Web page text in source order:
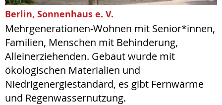
Berlin, Sonnenhaus e. V.
Mehrgenerationen-Wohnen mit Senior*innen,
Familien, Menschen mit Behinderung,
Alleinerziehenden. Gebaut wurde mit
ökologischen Materialien und
Niedrigenergiestandard, es gibt Fernwärme
und Regenwassernutzung.